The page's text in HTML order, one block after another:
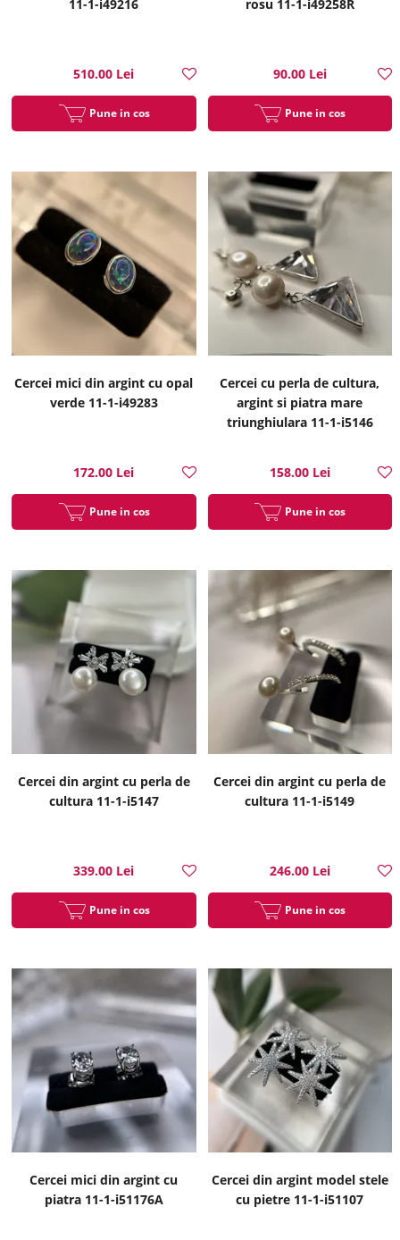
11-1-i49216
510.00 Lei
Pune in cos
rosu 11-1-i49258R
90.00 Lei
Pune in cos
Cercei mici din argint cu opal
verde 11-1-i49283
172.00 Lei
Pune in cos
Cercei cu perla de cultura,
argint si piatra mare
triunghiulara 11-1-i5146
158.00 Lei
Pune in cos
Cercei din argint cu perla de
cultura 11-1-i5147
339.00 Lei
Pune in cos
Cercei din argint cu perla de
cultura 11-1-i5149
246.00 Lei
Pune in cos
Cercei mici din argint cu
piatra 11-1-i51176A
Cercei din argint model stele
cu pietre 11-1-i51107